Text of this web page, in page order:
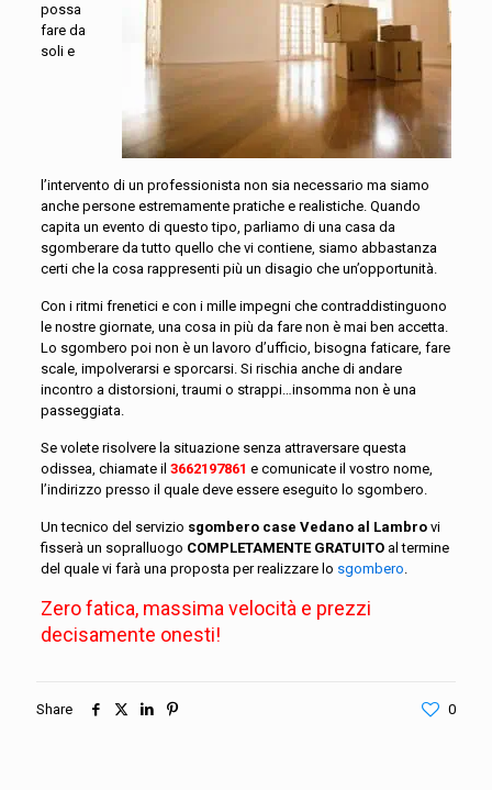
possa
fare da
soli e
l’intervento di un professionista non sia necessario ma siamo
anche persone estremamente pratiche e realistiche. Quando
capita un evento di questo tipo, parliamo di una casa da
sgomberare da tutto quello che vi contiene, siamo abbastanza
certi che la cosa rappresenti più un disagio che un’opportunità.
Con i ritmi frenetici e con i mille impegni che contraddistinguono
le nostre giornate, una cosa in più da fare non è mai ben accetta.
Lo sgombero poi non è un lavoro d’ufficio, bisogna faticare, fare
scale, impolverarsi e sporcarsi. Si rischia anche di andare
incontro a distorsioni, traumi o strappi…insomma non è una
passeggiata.
Se volete risolvere la situazione senza attraversare questa
odissea, chiamate il 3662197861 e comunicate il vostro nome,
l’indirizzo presso il quale deve essere eseguito lo sgombero.
Un tecnico del servizio sgombero case Vedano al Lambro vi
fisserà un sopralluogo COMPLETAMENTE GRATUITOal termine
del quale vi farà una proposta per realizzare lo sgombero.
Zero fatica, massima velocità e prezzi
decisamente onesti!
Share 0